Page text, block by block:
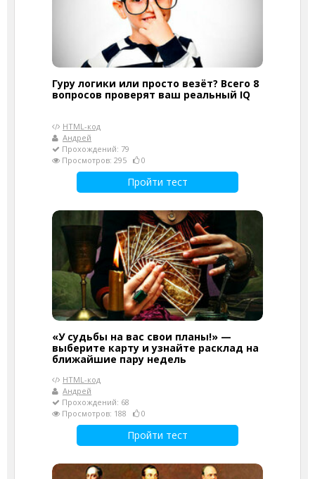
Гуру логики или просто везёт? Всего 8
вопросов проверят ваш реальный IQ
HTML-код
Андрей
Прохождений: 79
Просмотров: 295
0
Пройти тест
«У судьбы на вас свои планы!» —
выберите карту и узнайте расклад на
ближайшие пару недель
HTML-код
Андрей
Прохождений: 68
Просмотров: 188
0
Пройти тест